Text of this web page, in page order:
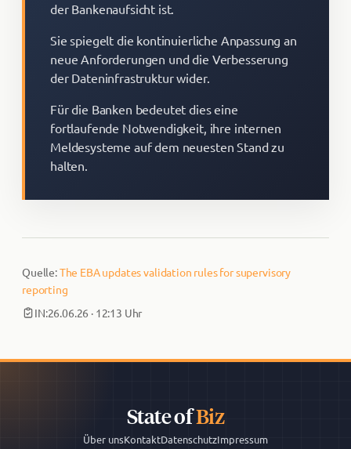
der Bankenaufsicht ist.
Sie spiegelt die kontinuierliche Anpassung an
neue Anforderungen und die Verbesserung
der Dateninfrastruktur wider.
Für die Banken bedeutet dies eine
fortlaufende Notwendigkeit, ihre internen
Meldesysteme auf dem neuesten Stand zu
halten.
Quelle:​The EBA updates validation rules for supervisory
reporting ​
IN:26.06.26 · 12:13 Uhr
State ofBiz
Über unsKontaktDatenschutzImpressum